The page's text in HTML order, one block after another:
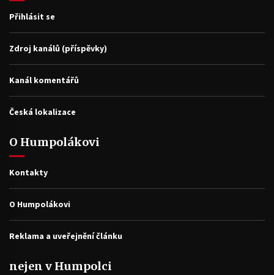
Přihlásit se
Zdroj kanálů (příspěvky)
Kanál komentářů
Česká lokalizace
O Humpolákovi
Kontakty
O Humpolákovi
Reklama a uveřejnění článku
nejen v Humpolci